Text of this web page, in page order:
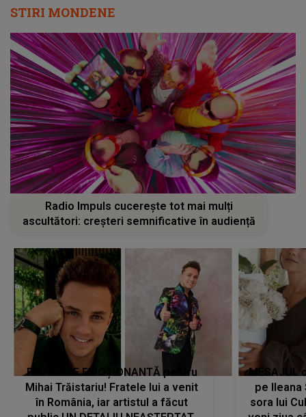
STIRI MONDENE
Radio Impuls cucerește tot mai mulți
ascultători: creșteri semnificative în audiență
REVEDERE EMOȚIONANTĂ pentru
Mihai Trăistariu! Fratele lui a venit
în România, iar artistul a făcut
MESAJUL
pe Ileana
sora lui